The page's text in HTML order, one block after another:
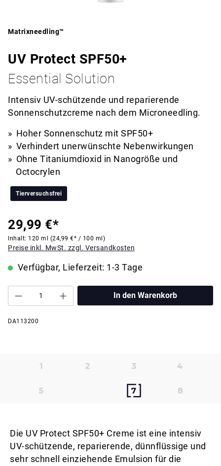
Matrixneedling™
UV Protect SPF50+
Essential Solution
Intensiv UV-schützende und reparierende
Sonnenschutzcreme nach dem Microneedling.
Hoher Sonnenschutz mit SPF50+
Verhindert unerwünschte Nebenwirkungen
Ohne Titaniumdioxid in Nanogröße und
Octocrylen
Tierversuchsfrei
29,99 €*
Inhalt: 120 ml (24,99 €* / 100 ml)
Preise inkl. MwSt. zzgl. Versandkosten
Verfügbar, Lieferzeit: 1-3 Tage
In den Warenkorb
DA113200
Die UV Protect SPF50+ Creme ist eine intensiv
UV-schützende, reparierende, dünnflüssige und
sehr schnell einziehende Emulsion für die